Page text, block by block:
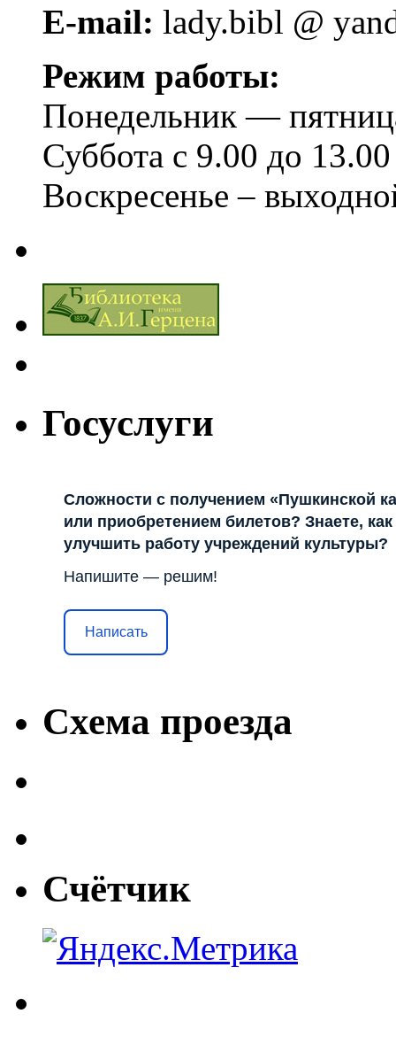
E-mail: lady.bibl @
Режим работы:
Понедельник —
Суббота с 9.00 до 13.00
Воскресенье –
Госуслуги
Сложности с получением «Пушкинской
или приобретением билетов? Знаете, как
улучшить работу учреждений культуры?
Напишите — решим!
Написать
Схема проезда
Счётчик